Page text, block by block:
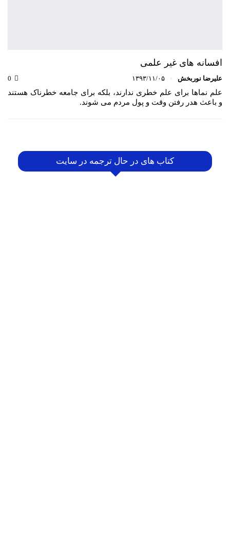
افسانه های غیر علمی
علیرضا نوربخش ۱۳۹۳/۱۱/۰۵
علم نماها برای علم خطری ندارند، بلکه برای جامعه خطرناک هستند
و باعث هدر رفتن وقت و پول مردم می شوند.
کتاب های در حال ترجمه در سایت